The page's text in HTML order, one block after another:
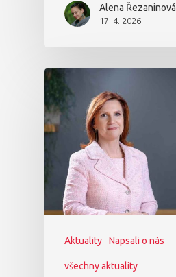
Alena Řezaninová
17. 4. 2026
Aktuality Napsali o nás
všechny aktuality